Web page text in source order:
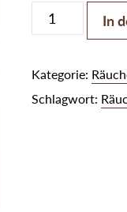
In
Kategorie:
Schlagwort: